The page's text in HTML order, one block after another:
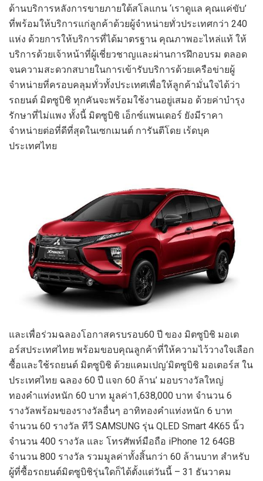
ด้านบริการหลังการขายภายใต้สโลแกน ‘เราดูแล คุณแค่ขับ’
ที่พร้อมให้บริการแก่ลูกค้าด้วยผู้จำหน่ายทั่วประเทศกว่า 240
แห่ง ด้วยการให้บริการที่ได้มาตรฐาน คุณภาพอะไหล่แท้ ให้
บริการด้วยเจ้าหน้าที่ผู้เชี่ยวชาญและผ่านการฝึกอบรม ตลอด
จนความสะดวกสบายในการเข้ารับบริการด้วยเครือข่ายผู้
จำหน่ายที่ครอบคลุมทั่วทั้งประเทศเพื่อให้ลูกค้ามั่นใจได้ว่า
รถยนต์ มิตซูบิชิ ทุกคันจะพร้อมใช้งานอยู่เสมอ ด้วยค่าบำรุง
รักษาที่ไม่แพง ทั้งนี้ มิตซูบิชิ เอ็กซ์แพนเดอร์ ยังมีราคา
จำหน่ายต่อที่ดีที่สุดในเซกเมนต์ การันตีโดย เร้ดบุค
ประเทศไทย
และเพื่อร่วมฉลองโอกาสครบรอบ60 ปี ของ มิตซูบิชิ มอเต
อร์สประเทศไทย พร้อมขอบคุณลูกค้าที่ให้ความไว้วางใจเลือก
ซื้อและใช้รถยนต์ มิตซูบิชิ ด้วยแคมเปญ‘มิตซูบิชิ มอเตอร์ส ใน
ประเทศไทย ฉลอง 60 ปี แจก 60 ล้าน’ มอบรางวัลใหญ่
ทองคำแท่งหนัก 60 บาท มูลค่า1,638,000 บาท จำนวน 6
รางวัลพร้อมของรางวัลอื่นๆ อาทิทองคำแท่งหนัก 6 บาท
จำนวน 60 รางวัล ทีวี SAMSUNG รุ่น QLED Smart 4K65 นิ้ว
จำนวน 400 รางวัล และ โทรศัพท์มือถือ iPhone 12 64GB
จำนวน 800 รางวัล รวมมูลค่าทั้งสิ้นกว่า 60 ล้านบาท สำหรับ
ผู้ที่ซื้อรถยนต์มิตซูบิชิรุ่นใดก็ได้ตั้งแต่วันนี้ – 31 ธันวาคม